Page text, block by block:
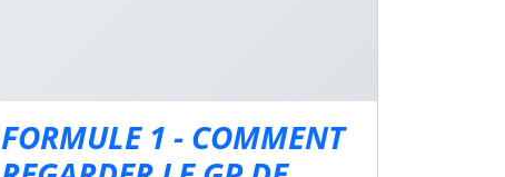
FORMULE 1 - COMMENT